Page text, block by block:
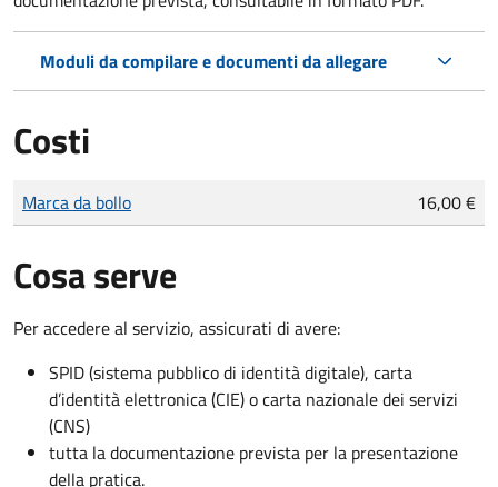
Moduli da compilare e documenti da allegare
Costi
Tipo di pagamento
Importo
Marca da bollo 16,00 €
Cosa serve
Per accedere al servizio, assicurati di avere:
SPID (sistema pubblico di identità digitale), carta
d’identità elettronica (CIE) o carta nazionale dei servizi
(CNS)
tutta la documentazione prevista per la presentazione
della pratica.